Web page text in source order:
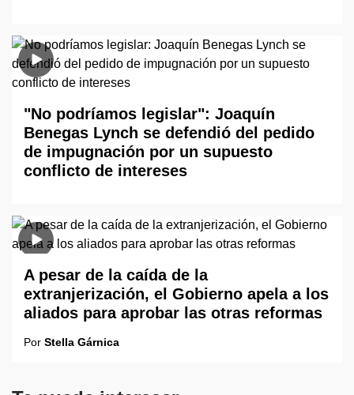
"No podríamos legislar": Joaquín
Benegas Lynch se defendió del pedido
de impugnación por un supuesto
conflicto de intereses
A pesar de la caída de la
extranjerización, el Gobierno apela a los
aliados para aprobar las otras reformas
Por Stella Gárnica